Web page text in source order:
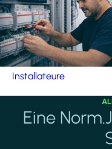
Installateure
Eine